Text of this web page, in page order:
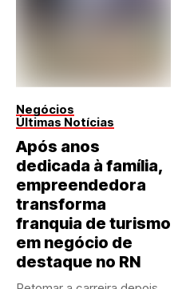
Negócios
Últimas Notícias
Após anos
dedicada à família,
empreendedora
transforma
franquia de turismo
em negócio de
destaque no RN